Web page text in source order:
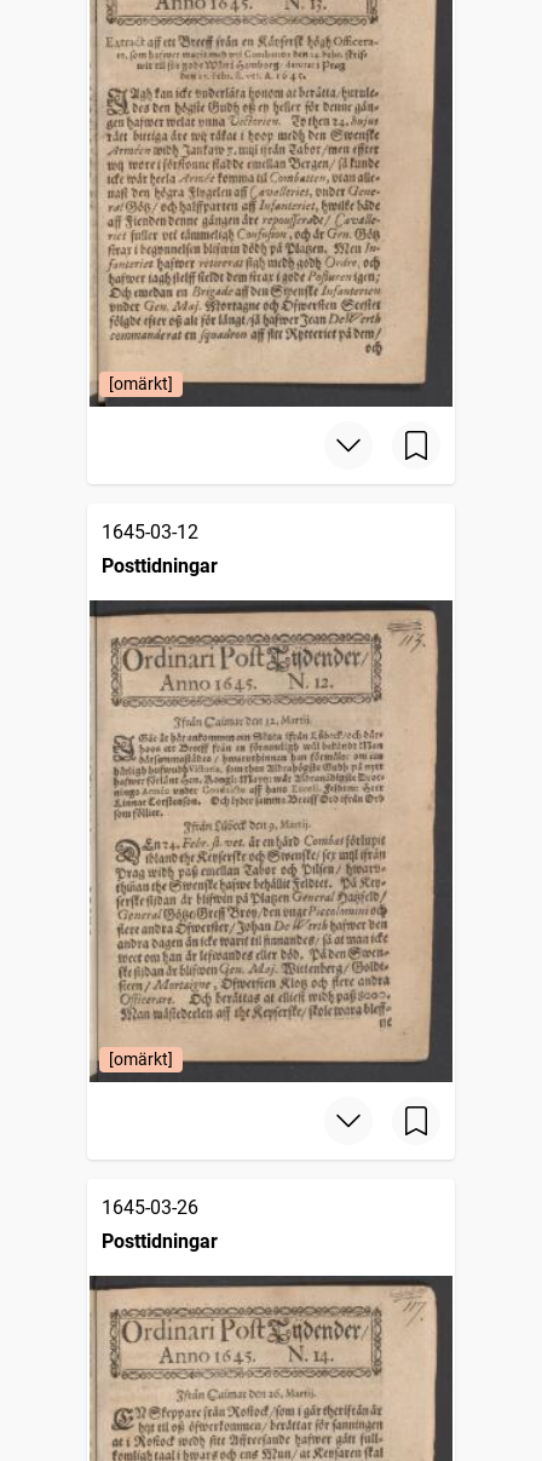
[omärkt]
1645-03-12
Posttidningar
[omärkt]
1645-03-26
Posttidningar